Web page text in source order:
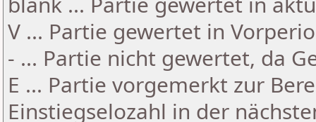
V ... Partie gewertet in
- ... Partie nicht gewertet, da
E ... Partie vorgemerkt zur
Einstiegselozahl in der